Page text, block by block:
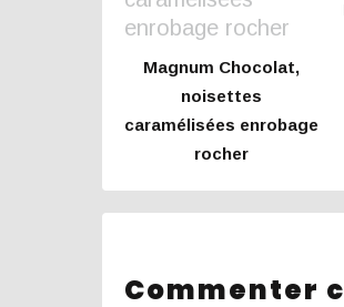
Magnum Chocolat,
noisettes
caramélisées enrobage
rocher
Commenter